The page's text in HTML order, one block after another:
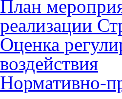
План
реализации
Оценка
воздействия
Нормативно-